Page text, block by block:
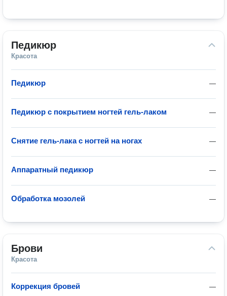
Педикюр
Красота
—
Педикюр
—
Педикюр с покрытием ногтей гель-лаком
—
Снятие гель-лака с ногтей на ногах
—
Аппаратный педикюр
—
Обработка мозолей
Брови
Красота
—
Коррекция бровей